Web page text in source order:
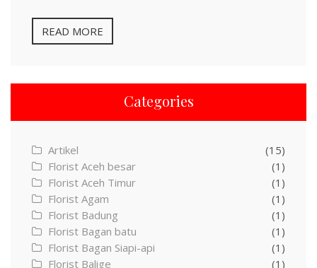
READ MORE
Categories
Artikel
(15)
Florist Aceh besar
(1)
Florist Aceh Timur
(1)
Florist Agam
(1)
Florist Badung
(1)
Florist Bagan batu
(1)
Florist Bagan Siapi-api
(1)
Florist Balige
(1)